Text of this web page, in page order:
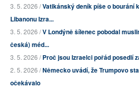
3. 5. 2026 /Vatikánský deník píše o bourání
Libanonu Izra...
3. 5. 2026 /V Londýně šílenec pobodal
česká) méd...
3. 5. 2026 /Proč jsou Izraelci pořád posedlí
2. 5. 2026 /Německo uvádí, že Trumpovo
očekávalo